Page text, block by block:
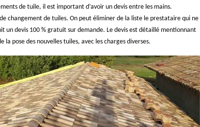
de tuile, il est important d’avoir un devis entre les mains.
changement de tuiles. On peut éliminer de la liste le prestataire qui ne
un devis 100 % gratuit sur demande. Le devis est détaillé mentionnant
pose des nouvelles tuiles, avec les charges diverses.